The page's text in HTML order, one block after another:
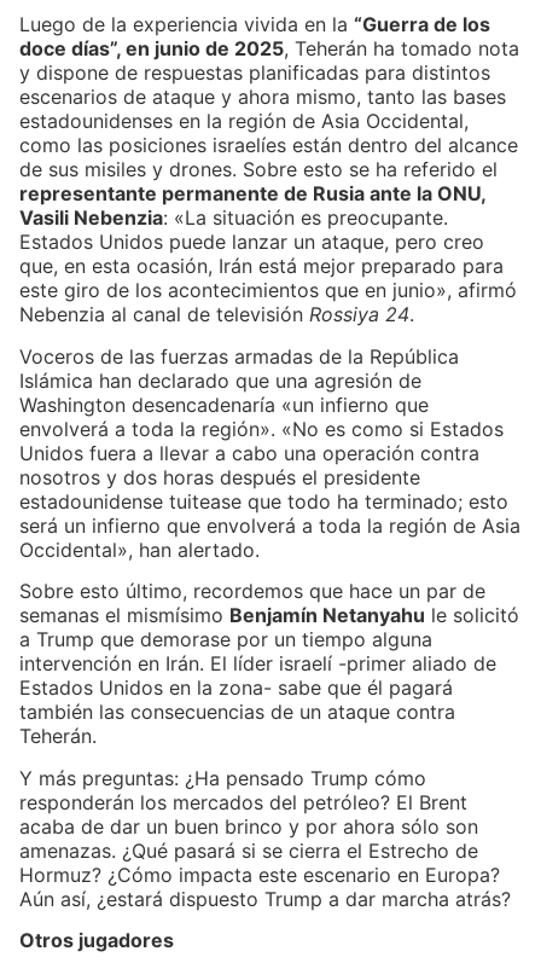
Luego de la experiencia vivida en la “Guerra de los
doce días”, en junio de 2025, Teherán ha tomado nota
y dispone de respuestas planificadas para distintos
escenarios de ataque y ahora mismo, tanto las bases
estadounidenses en la región de Asia Occidental,
como las posiciones israelíes están dentro del alcance
de sus misiles y drones. Sobre esto se ha referido el
representante permanente de Rusia ante la ONU,
Vasili Nebenzia: «La situación es preocupante.
Estados Unidos puede lanzar un ataque, pero creo
que, en esta ocasión, Irán está mejor preparado para
este giro de los acontecimientos que en junio», afirmó
Nebenzia al canal de televisión Rossiya 24.
Voceros de las fuerzas armadas de la República
Islámica han declarado que una agresión de
Washington desencadenaría «un infierno que
envolverá a toda la región». «No es como si Estados
Unidos fuera a llevar a cabo una operación contra
nosotros y dos horas después el presidente
estadounidense tuitease que todo ha terminado; esto
será un infierno que envolverá a toda la región de Asia
Occidental», han alertado.
Sobre esto último, recordemos que hace un par de
semanas el mismísimo Benjamín Netanyahu le solicitó
a Trump que demorase por un tiempo alguna
intervención en Irán. El líder israelí -primer aliado de
Estados Unidos en la zona- sabe que él pagará
también las consecuencias de un ataque contra
Teherán.
Y más preguntas: ¿Ha pensado Trump cómo
responderán los mercados del petróleo? El Brent
acaba de dar un buen brinco y por ahora sólo son
amenazas. ¿Qué pasará si se cierra el Estrecho de
Hormuz? ¿Cómo impacta este escenario en Europa?
Aún así, ¿estará dispuesto Trump a dar marcha atrás?
Otros jugadores